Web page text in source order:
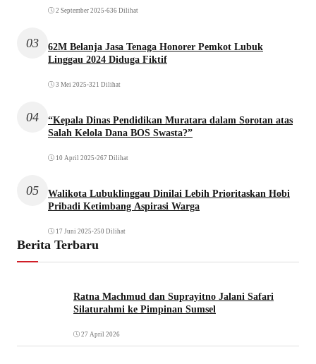
2 September 2025 •636 Dilihat
03
62M Belanja Jasa Tenaga Honorer Pemkot Lubuk
Linggau 2024 Diduga Fiktif
3 Mei 2025 •321 Dilihat
04
“Kepala Dinas Pendidikan Muratara dalam Sorotan atas
Salah Kelola Dana BOS Swasta?”
10 April 2025 •267 Dilihat
05
Walikota Lubuklinggau Dinilai Lebih Prioritaskan Hobi
Pribadi Ketimbang Aspirasi Warga
17 Juni 2025 •250 Dilihat
Berita Terbaru
Ratna Machmud dan Suprayitno Jalani Safari
Silaturahmi ke Pimpinan Sumsel
27 April 2026